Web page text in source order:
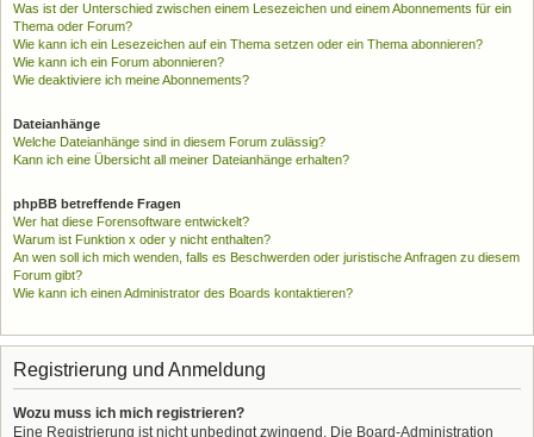
Was ist der Unterschied zwischen einem Lesezeichen und einem Abonnements für ein
Thema oder Forum?
Wie kann ich ein Lesezeichen auf ein Thema setzen oder ein Thema abonnieren?
Wie kann ich ein Forum abonnieren?
Wie deaktiviere ich meine Abonnements?
Dateianhänge
Welche Dateianhänge sind in diesem Forum zulässig?
Kann ich eine Übersicht all meiner Dateianhänge erhalten?
phpBB betreffende Fragen
Wer hat diese Forensoftware entwickelt?
Warum ist Funktion x oder y nicht enthalten?
An wen soll ich mich wenden, falls es Beschwerden oder juristische Anfragen zu diesem
Forum gibt?
Wie kann ich einen Administrator des Boards kontaktieren?
Registrierung und Anmeldung
Wozu muss ich mich registrieren?
Eine Registrierung ist nicht unbedingt zwingend. Die Board-Administration